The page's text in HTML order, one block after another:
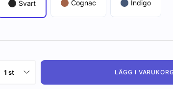
Svart Cognac Indigo
LÄGG I